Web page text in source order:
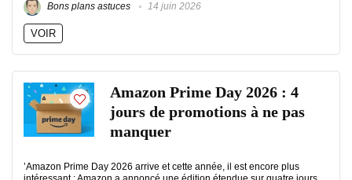
Bons plans astuces 14 juin 2026
VOIR
Amazon Prime Day 2026 : 4
jours de promotions à ne pas
manquer
’Amazon Prime Day 2026 arrive et cette année, il est encore plus